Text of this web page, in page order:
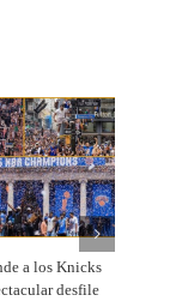
a los Knicks
desfile